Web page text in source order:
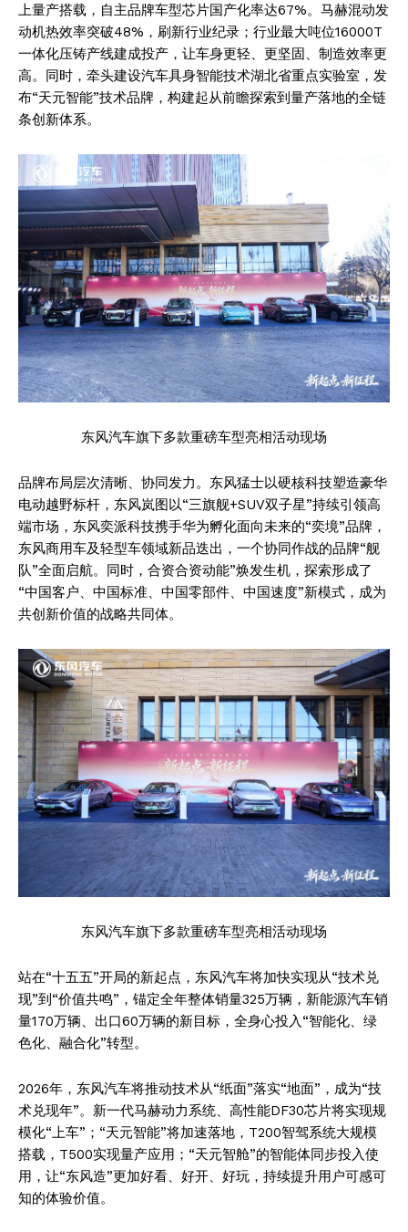
上量产搭载，自主品牌车型芯片国产化率达67%。马赫混动发
动机热效率突破48%，刷新行业纪录；行业最大吨位16000T
一体化压铸产线建成投产，让车身更轻、更坚固、制造效率更
高。同时，牵头建设汽车具身智能技术湖北省重点实验室，发
布“天元智能”技术品牌，构建起从前瞻探索到量产落地的全链
条创新体系。
东风汽车旗下多款重磅车型亮相活动现场
品牌布局层次清晰、协同发力。东风猛士以硬核科技塑造豪华
电动越野标杆，东风岚图以“三旗舰+SUV双子星”持续引领高
端市场，东风奕派科技携手华为孵化面向未来的“奕境”品牌，
东风商用车及轻型车领域新品迭出，一个协同作战的品牌“舰
队”全面启航。同时，合资合资动能”焕发生机，探索形成了
“中国客户、中国标准、中国零部件、中国速度”新模式，成为
共创新价值的战略共同体。
东风汽车旗下多款重磅车型亮相活动现场
站在“十五五”开局的新起点，东风汽车将加快实现从“技术兑
现”到“价值共鸣”，锚定全年整体销量325万辆，新能源汽车销
量170万辆、出口60万辆的新目标，全身心投入“智能化、绿
色化、融合化”转型。
2026年，东风汽车将推动技术从“纸面”落实“地面”，成为“技
术兑现年”。新一代马赫动力系统、高性能DF30芯片将实现规
模化“上车”；“天元智能”将加速落地，T200智驾系统大规模
搭载，T500实现量产应用；“天元智舱”的智能体同步投入使
用，让“东风造”更加好看、好开、好玩，持续提升用户可感可
知的体验价值。